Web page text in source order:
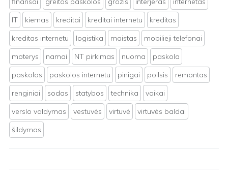
IT
kiemas kreditai kreditai internetu
kreditas
kreditas internetu
logistika maistas
mobilieji telefonai
moterys
namai NT pirkimas nuoma
paskola
paskolos
paskolos internetu pinigai poilsis
remontas
renginiai
sodas statybos technika
vaikai
verslo valdymas
vestuvės virtuvė
virtuvės baldai
šildymas